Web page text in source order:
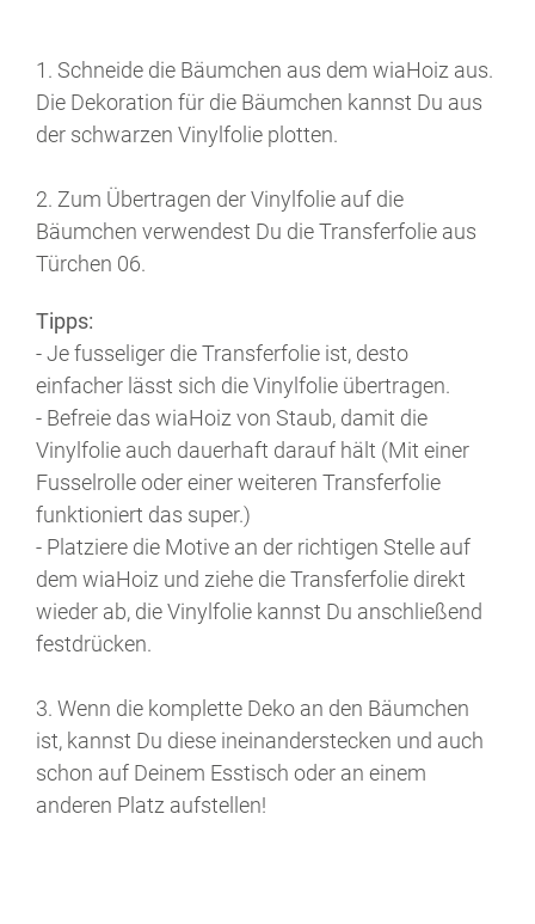
1. Schneide die Bäumchen aus dem wiaHoiz aus.
Die Dekoration für die Bäumchen kannst Du aus
der schwarzen Vinylfolie plotten.
2. Zum Übertragen der Vinylfolie auf die
Bäumchen verwendest Du die Transferfolie aus
Türchen 06.
Tipps:
- Je fusseliger die Transferfolie ist, desto
einfacher lässt sich die Vinylfolie übertragen.
- Befreie das wiaHoiz von Staub, damit die
Vinylfolie auch dauerhaft darauf hält (Mit einer
Fusselrolle oder einer weiteren Transferfolie
funktioniert das super.)
- Platziere die Motive an der richtigen Stelle auf
dem wiaHoiz und ziehe die Transferfolie direkt
wieder ab, die Vinylfolie kannst Du anschließend
festdrücken.
3. Wenn die komplette Deko an den Bäumchen
ist, kannst Du diese ineinanderstecken und auch
schon auf Deinem Esstisch oder an einem
anderen Platz aufstellen!